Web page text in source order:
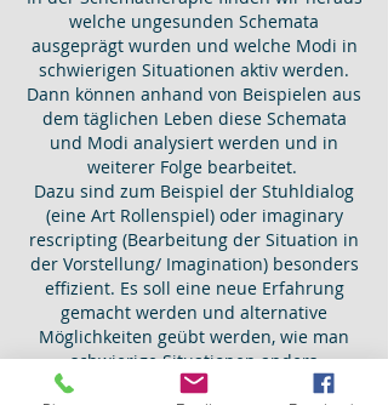
welche ungesunden Schemata
ausgeprägt wurden und welche Modi in
schwierigen Situationen aktiv werden.
Dann können anhand von Beispielen aus
dem täglichen Leben diese Schemata
und Modi analysiert werden und in
weiterer Folge bearbeitet.
Dazu sind zum Beispiel der Stuhldialog
(eine Art Rollenspiel) oder imaginary
rescripting (Bearbeitung der Situation in
der Vorstellung/ Imagination) besonders
effizient. Es soll eine neue Erfahrung
gemacht werden und alternative
Möglichkeiten geübt werden, wie man
schwierige Situationen anders
bewältigen kann.